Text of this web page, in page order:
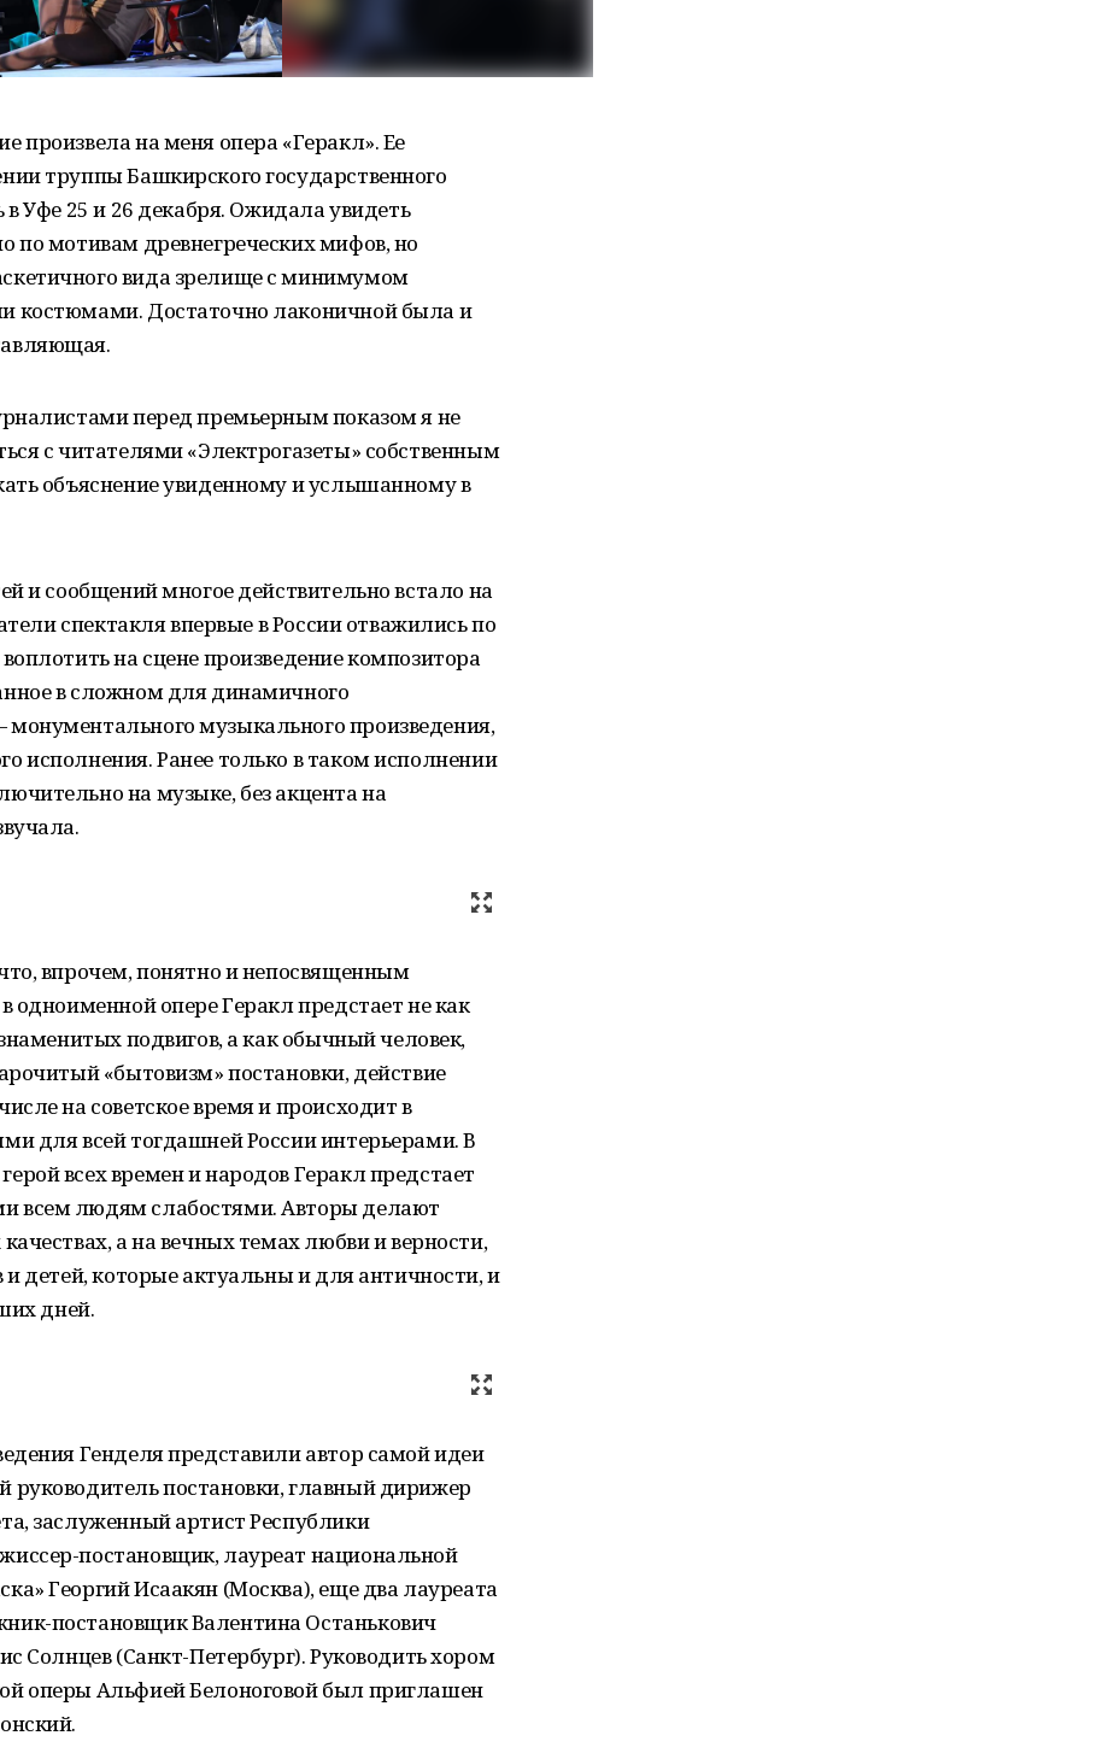
произвела на меня опера «Геракл». Ее
труппы Башкирского государственного
в Уфе 25 и 26 декабря. Ожидала увидеть
по мотивам древнегреческих мифов, но
вида зрелище с минимумом
костюмами. Достаточно лаконичной была и
перед премьерным показом я не
с читателями «Электрогазеты» собственным
объяснение увиденному и услышанному в
и сообщений многое действительно встало на
спектакля впервые в России отважились по
на сцене произведение композитора
в сложном для динамичного
музыкального произведения,
исполнения. Ранее только в таком исполнении
на музыке, без акцента на
впрочем, понятно и непосвященным
одноименной опере Геракл предстает не как
подвигов, а как обычный человек,
«бытовизм» постановки, действие
на советское время и происходит в
для всей тогдашней России интерьерами. В
всех времен и народов Геракл предстает
всем людям слабостями. Авторы делают
а на вечных темах любви и верности,
детей, которые актуальны и для античности, и
дней.
Генделя представили автор самой идеи
руководитель постановки, главный дирижер
заслуженный артист Республики
постановщик, лауреат национальной
Георгий Исаакян (Москва), еще два лауреата
постановщик Валентина Останькович
Солнцев (Санкт-Петербург). Руководить хором
оперы Альфией Белоноговой был приглашен